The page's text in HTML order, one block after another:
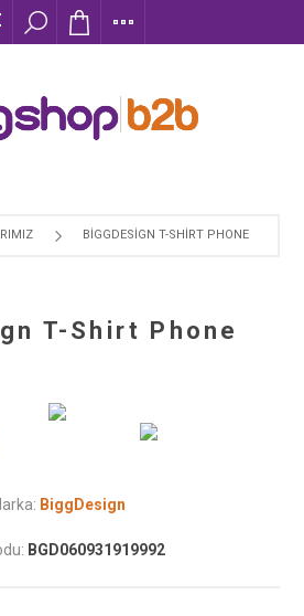
BIGGDESIGN T-SHIRT PHONE
T-Shirt Phone
BiggDesign
BGD060931919992